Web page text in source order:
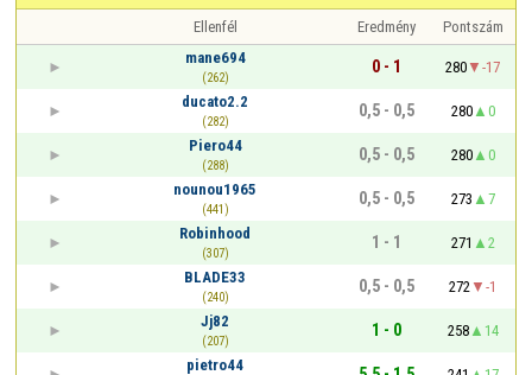
Ellenfél Eredmény
Pontszám
mane694
(262)
0 - 1 280
-17
ducato2.2
(282)
0,5 - 0,5 280
0
Piero44
(288)
0,5 - 0,5 280
0
nounou1965
(441)
0,5 - 0,5 273
7
Robinhood
(307)
1 - 1 271
2
BLADE33
(240)
0,5 - 0,5 272
-1
Jj82
(207)
1 - 0 258
14
pietro44